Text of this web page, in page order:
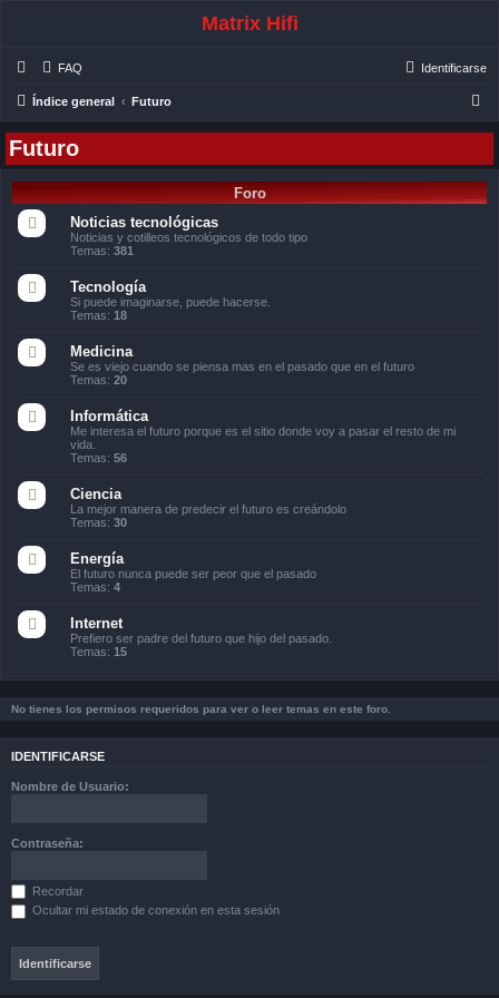
Matrix Hifi
FAQ Identificarse
Índice general Futuro
c
a
Futuro
Foro
Noticias tecnológicas
Noticias y cotilleos tecnológicos de todo tipo
Temas: 381
Tecnología
Si puede imaginarse, puede hacerse.
Temas: 18
Medicina
Se es viejo cuando se piensa mas en el pasado que en el futuro
Temas: 20
Informática
Me interesa el futuro porque es el sitio donde voy a pasar el resto de mi
vida.
Temas: 56
Ciencia
La mejor manera de predecir el futuro es creándolo
Temas: 30
Energía
El futuro nunca puede ser peor que el pasado
Temas: 4
Internet
Prefiero ser padre del futuro que hijo del pasado.
Temas: 15
No tienes los permisos requeridos para ver o leer temas en este foro.
IDENTIFICARSE
Nombre de Usuario:
Contraseña:
Recordar
Ocultar mi estado de conexión en esta sesión